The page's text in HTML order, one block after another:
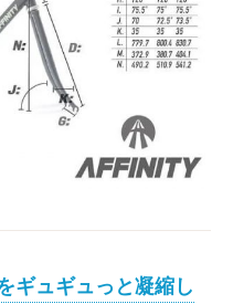
ギュギュっと凝縮し